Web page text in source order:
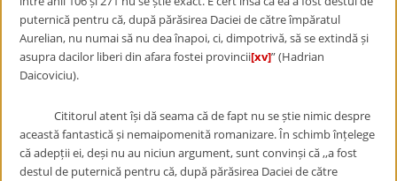
puternică pentru că, după părăsirea Daciei de către împăratul
Aurelian, nu numai să nu dea înapoi, ci, dimpotrivă, să se extindă și
asupra dacilor liberi din afara fostei provincii[xv]” (Hadrian
Daicoviciu).
Cititorul atent își dă seama că de fapt nu se știe nimic despre
această fantastică și nemaipomenită romanizare. În schimb înțelege
că adepții ei, deși nu au niciun argument, sunt convinși că ,,a fost
destul de puternică pentru că, după părăsirea Daciei de către